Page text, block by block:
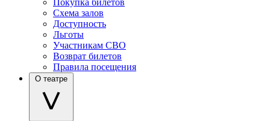
Покупка билетов
Схема залов
Доступность
Льготы
Участникам СВО
Возврат билетов
Правила посещения
О театре